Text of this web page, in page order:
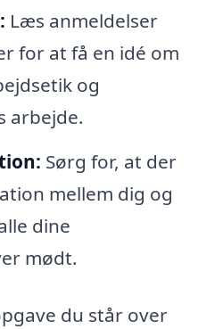
Læs anmeldelser
for at få en idé om
og
arbejde.
Sørg for, at der
mellem dig og
dine
mødt.
du står over